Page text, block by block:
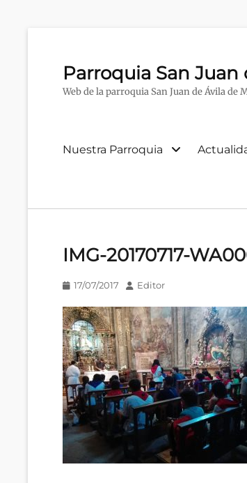
Parroquia San Juan
Web de la parroquia San Juan de Ávila de
Menú
Nuestra Parroquia
IMG-20170717-
Publicado
17/07/2017 AutorEditor